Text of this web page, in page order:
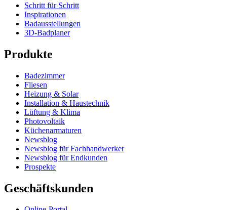
Schritt für Schritt
Inspirationen
Badausstellungen
3D-Badplaner
Produkte
Badezimmer
Fliesen
Heizung & Solar
Installation & Haustechnik
Lüftung & Klima
Photovoltaik
Küchenarmaturen
Newsblog
Newsblog für Fachhandwerker
Newsblog für Endkunden
Prospekte
Geschäftskunden